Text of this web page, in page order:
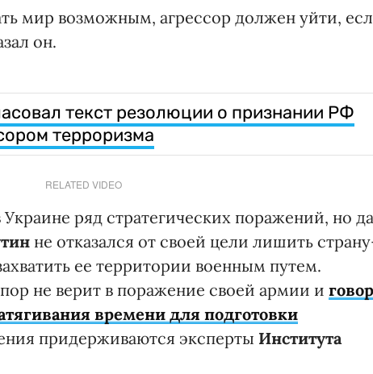
мир возможным, агрессор должен уйти,
он.
текст резолюции о признании РФ
терроризма
RELATED VIDEO
ряд стратегических поражений, но
не отказался от своей цели лишить
ее территории военным путем.
не верит в поражение своей армии и
времени для подготовки
придерживаются эксперты Института